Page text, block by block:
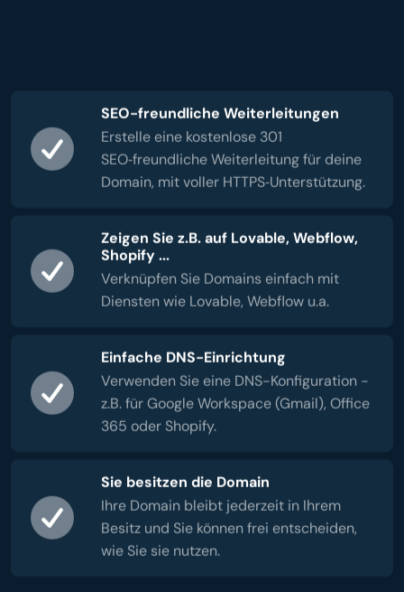
SEO-freundliche Weiterleitungen
Erstelle eine kostenlose 301
SEO‑freundliche Weiterleitung für deine
Domain, mit voller HTTPS‑Unterstützung.
Zeigen Sie z.B. auf Lovable, Webflow,
Shopify ...
Verknüpfen Sie Domains einfach mit
Diensten wie Lovable, Webflow u.a.
Einfache DNS-Einrichtung
Verwenden Sie eine DNS-Konfiguration -
z.B. für Google Workspace (Gmail), Office
365 oder Shopify.
Sie besitzen die Domain
Ihre Domain bleibt jederzeit in Ihrem
Besitz und Sie können frei entscheiden,
wie Sie sie nutzen.